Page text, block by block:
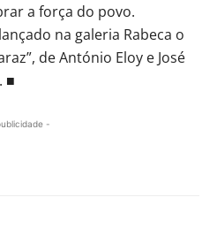
a força do povo.
na galeria Rabeca o
de António Eloy e José
■
-